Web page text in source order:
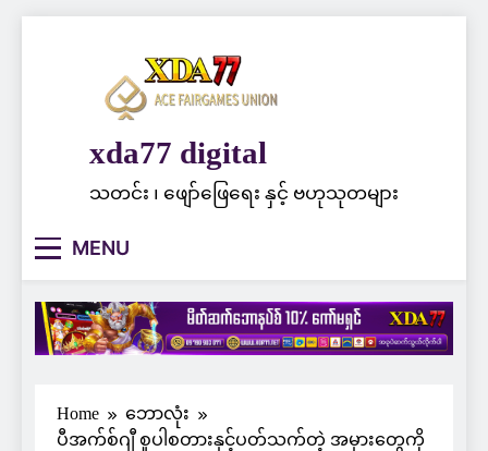
xda77 digital
သတင်း ၊ ဖျော်ဖြေရေး နှင့် ဗဟုသုတများ
MENU
Home
ဘောလုံး
ပီအက်စ်ဂျီ စူပါစတားနှင့်ပတ်သက်တဲ့ အမှားတွေကို